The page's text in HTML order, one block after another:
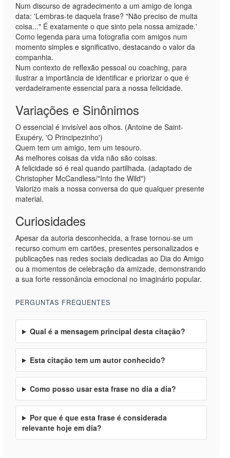
Num discurso de agradecimento a um amigo de longa
data: 'Lembras-te daquela frase? "Não preciso de muita
coisa..." É exatamente o que sinto pela nossa amizade.'
Como legenda para uma fotografia com amigos num
momento simples e significativo, destacando o valor da
companhia.
Num contexto de reflexão pessoal ou coaching, para
ilustrar a importância de identificar e priorizar o que é
verdadeiramente essencial para a nossa felicidade.
Variações e Sinônimos
O essencial é invisível aos olhos. (Antoine de Saint-
Exupéry, 'O Principezinho')
Quem tem um amigo, tem um tesouro.
As melhores coisas da vida não são coisas.
A felicidade só é real quando partilhada. (adaptado de
Christopher McCandless/"Into the Wild")
Valorizo mais a nossa conversa do que qualquer presente
material.
Curiosidades
Apesar da autoria desconhecida, a frase tornou-se um
recurso comum em cartões, presentes personalizados e
publicações nas redes sociais dedicadas ao Dia do Amigo
ou a momentos de celebração da amizade, demonstrando
a sua forte ressonância emocional no imaginário popular.
PERGUNTAS FREQUENTES
Qual é a mensagem principal desta citação?
Esta citação tem um autor conhecido?
Como posso usar esta frase no dia a dia?
Por que é que esta frase é considerada
relevante hoje em dia?